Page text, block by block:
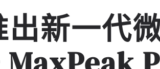
新一代